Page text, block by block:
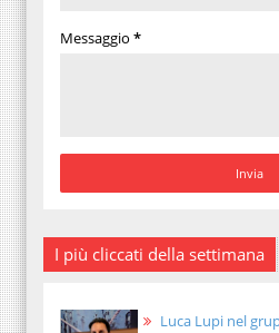
Messaggio *
I più cliccati della settimana
Luca Lupi nel